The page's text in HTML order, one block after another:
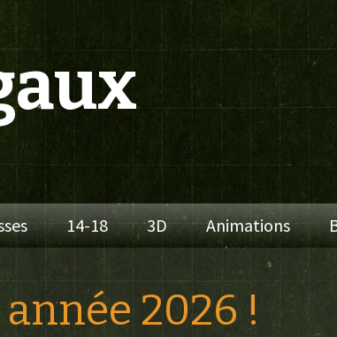
14-18 3D Animations
2026 !